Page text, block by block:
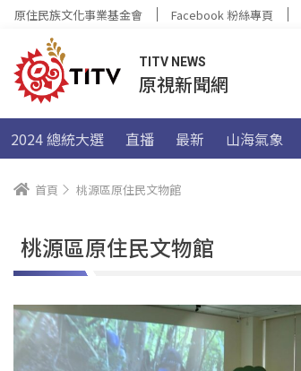
原住民族文化事業基金會 Facebook 粉絲專頁
TITV NEWS
原視新聞網
2024 總統大選 直播 最新 山海氣象
首頁 桃源區原住民文物館
桃源區原住民文物館